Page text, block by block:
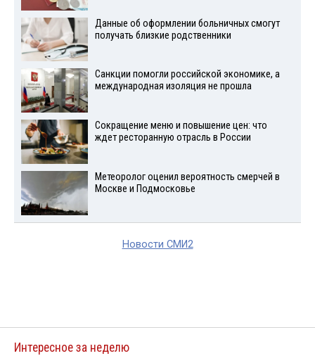
Данные об оформлении больничных смогут
получать близкие родственники
Санкции помогли российской экономике, а
международная изоляция не прошла
Сокращение меню и повышение цен: что
ждет ресторанную отрасль в России
Метеоролог оценил вероятность смерчей в
Москве и Подмосковье
Новости СМИ2
Интересное за неделю